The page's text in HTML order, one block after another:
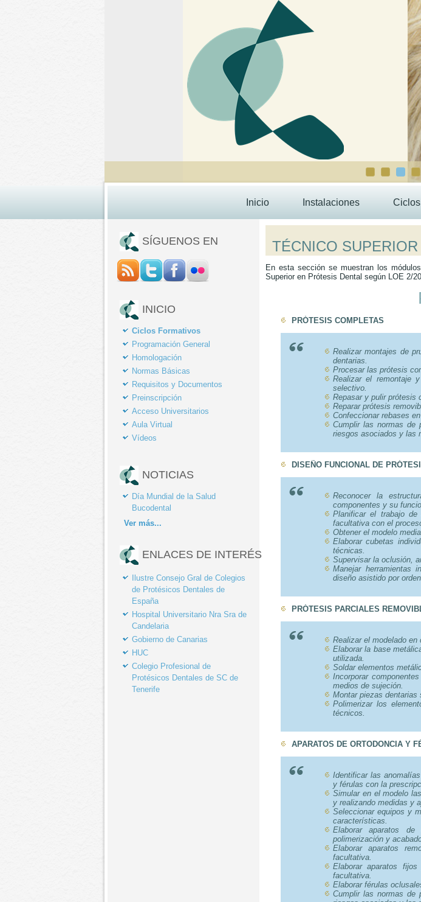
Inicio Instalaciones
SÍGUENOS EN
INICIO
Ciclos Formativos
Programación General
Homologación
Normas Básicas
Requisitos y Documentos
Preinscripción
Acceso Universitarios
Aula Virtual
Vídeos
NOTICIAS
Día Mundial de la Salud
Bucodental
Ver más...
ENLACES DE INTERÉS
Ilustre Consejo Gral de Colegios
de Protésicos Dentales de
España
Hospital Universitario Nra Sra de
Candelaria
Gobierno de Canarias
HUC
Colegio Profesional de
Protésicos Dentales de SC de
Tenerife
TÉCNICO
En esta sección se muestran los
Superior en Prótesis Dental según LOE 2/
PRÓTESIS COMPLETAS
Realizar montajes de
dentarias.
Procesar las prótesis
Realizar el remontaje
selectivo.
Repasar y pulir prótesis
Reparar prótesis
Confeccionar rebases
Cumplir las normas de
riesgos asociados y las
DISEÑO FUNCIONAL DE
Reconocer la
componentes y su
Planificar el trabajo de
facultativa con el
Obtener el modelo
Elaborar cubetas
técnicas.
Supervisar la oclusión,
Manejar herramientas
diseño asistido por
PRÓTESIS PARCIALES
Realizar el modelado
Elaborar la base
utilizada.
Soldar elementos
Incorporar
medios de sujeción.
Montar piezas dentarias
Polimerizar los
técnicos.
APARATOS DE ORTODONCIA Y
Identificar las
y férulas con la
Simular en el modelo
y realizando medidas y
Seleccionar equipos y
características.
Elaborar aparatos de
polimerización y
Elaborar aparatos
facultativa.
Elaborar aparatos
facultativa.
Elaborar férulas
Cumplir las normas de